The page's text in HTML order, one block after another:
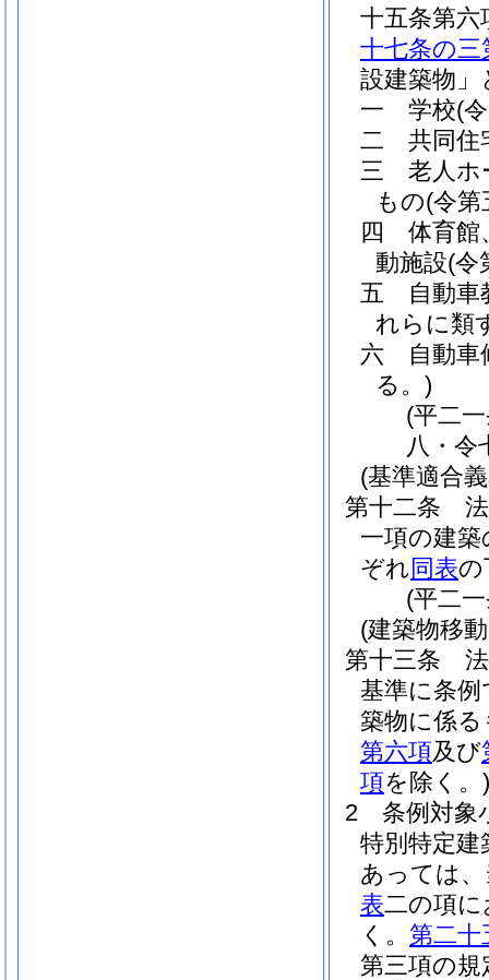
十五条第
十七条の三
設建築物」
一
学校(
二
共同住
三
老人ホ
もの(令
四
体育館
動施設(令
五
自動
れらに類
六
自動車
る。)
(平二
八・令
(基準適合
第十二条
一項の建
ぞれ同表の
(平二
(建築物移
第十三条
基準に条
築物に係
第六項及び
項を除く。)
2
条例対象
特別特定建
あっては
表二の項
く。 第二十
第三項の